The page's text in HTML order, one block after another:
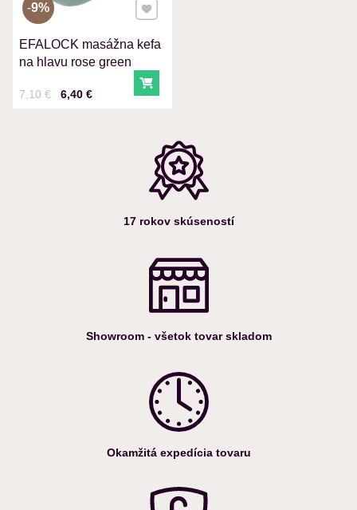
Odoslať
EFALOCK masážna kefa
na hlavu rose green
Cena s DPH
6,40 €
Pred zľavou:
7,10 € Do košíka
9% Pridať k Obľúbeným
17 rokov skúseností
Showroom - všetok tovar skladom
Okamžitá expedícia tovaru